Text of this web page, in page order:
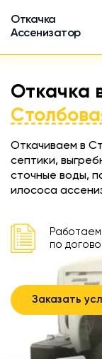
Откачка
Ассенизатор
Откачка
Откачиваем в
септики,
сточные воды,
илососа
Работаем
по
Заказать